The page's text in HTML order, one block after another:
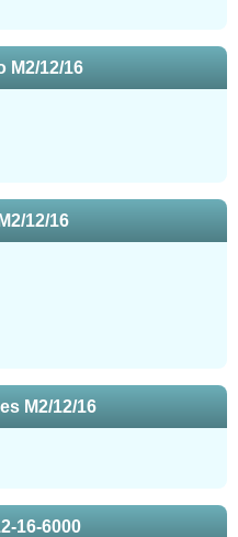
M2/12/16
12/16
M2/12/16
16-6000